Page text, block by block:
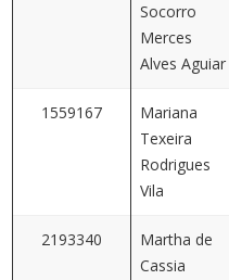
Socorro
Merces
Alves Aguiar
1559167
Mariana
Texeira
Rodrigues
Vila
2193340
Martha de
Cassia